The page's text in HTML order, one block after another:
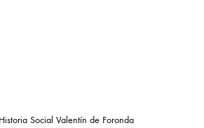
Social Valentín de Foronda